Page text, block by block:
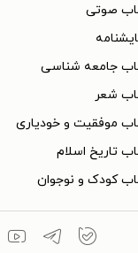
صوتی
جامعه شناسی
شعر
موفقیت و خودیاری
تاریخ اسلام
کودک و نوجوان